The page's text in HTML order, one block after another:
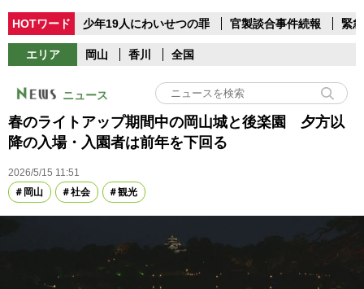
HOTワード 少年19人にわいせつの罪 官製談合事件続報 緊
エリア 岡山 香川 全国
ニュース
春のライトアップ期間中の岡山城と後楽園 夕方以
降の入場・入園者は前年を下回る
2026/5/15 11:51
岡山
社会 観光